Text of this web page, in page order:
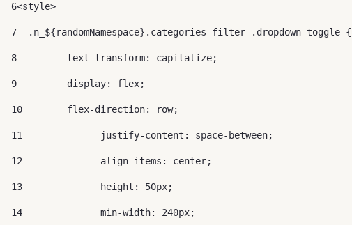
6<style>
7
  .n_${randomNamespace}.categories-filter .dropdown-toggle {
8
	  text-transform: capitalize;
9
	  display: flex;
10
	  flex-direction: row;
11
		justify-content: space-between;
12
		align-items: center;
13
		height: 50px;
14
		min-width: 240px;